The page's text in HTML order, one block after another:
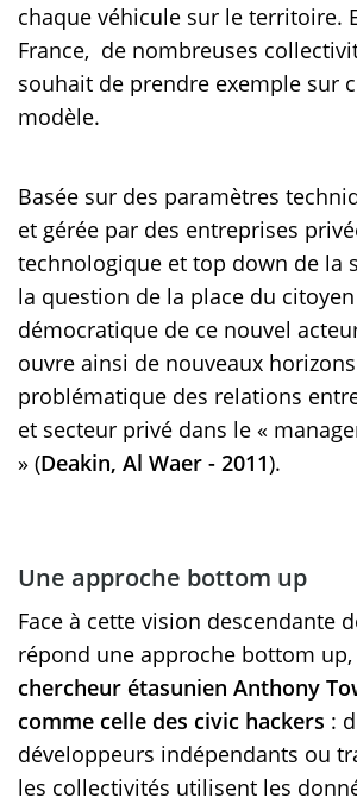
chaque véhicule sur le territoire.
France, de nombreuses
souhait de prendre exemple sur
modèle.
Basée sur des paramètres
et gérée par des entreprises
technologique et top down de la
la question de la place du
démocratique de ce nouvel
ouvre ainsi de nouveaux
problématique des relations
et secteur privé dans le «
» (Deakin, Al Waer - 2011).
Une approche bottom up
Face à cette vision descendante
répond une approche bottom
chercheur étasunien Anthony
comme celle des civic hackers :
développeurs indépendants ou
les collectivités utilisent les